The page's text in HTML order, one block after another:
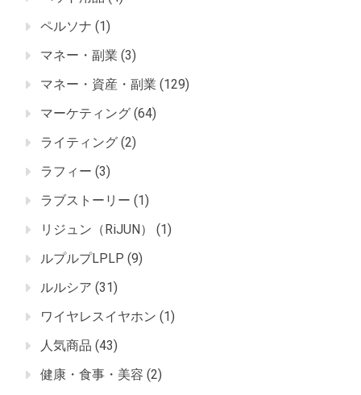
ペルソナ (1)
マネー・副業 (3)
マネー・資産・副業 (129)
マーケティング (64)
ライティング (2)
ラフィー (3)
ラブストーリー (1)
リジュン（RiJUN）
(1)
ルプルプLPLP (9)
ルルシア (31)
ワイヤレスイヤホン (1)
人気商品 (43)
健康・食事・美容 (2)